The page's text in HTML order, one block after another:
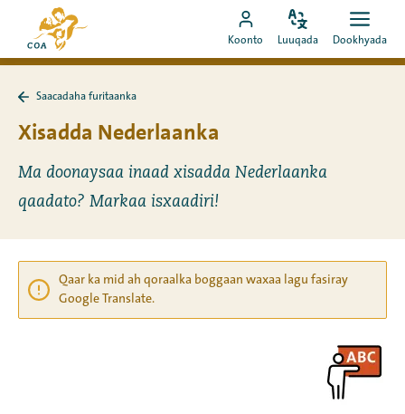
ah
booqo
tusmada
bogga
hore
MyCOA
Booqo
akoonka
Koonto
Bedel
Luuqada
Fur
Dookhyada
Saacadaha
Saacadaha furitaanka
Xisadda Nederlaanka
Ma doonaysaa inaad xisadda Nederlaanka
qaadato? Markaa isxaadiri!
Qaar ka mid ah qoraalka boggaan waxaa lagu fasiray
Google Translate.